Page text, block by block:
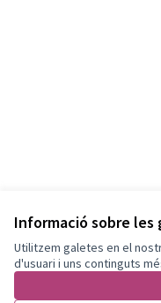
Informació sobre les
Utilitzem galetes en el
d'usuari i uns continguts